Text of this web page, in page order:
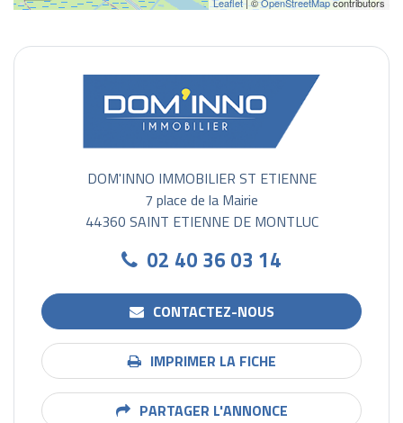
DOM'INNO IMMOBILIER ST ETIENNE
7 place de la Mairie
44360 SAINT ETIENNE DE MONTLUC
02 40 36 03 14
CONTACTEZ-NOUS
IMPRIMER LA FICHE
PARTAGER L'ANNONCE